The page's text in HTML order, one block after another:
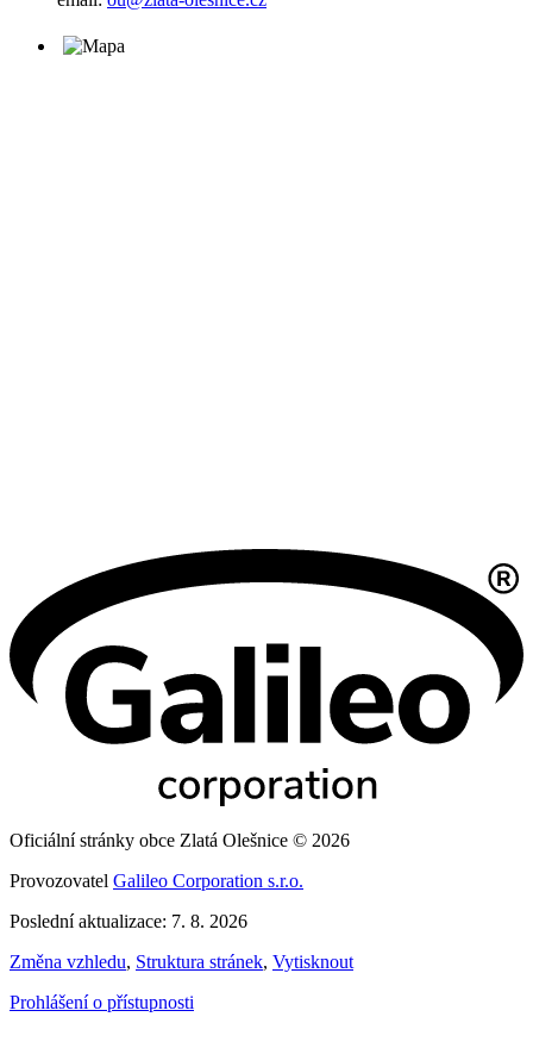
Oficiální stránky obce Zlatá Olešnice © 2026
Provozovatel Galileo Corporation s.r.o.
Poslední aktualizace: 7. 8. 2026
Změna vzhledu, Struktura stránek, Vytisknout
Prohlášení o přístupnosti